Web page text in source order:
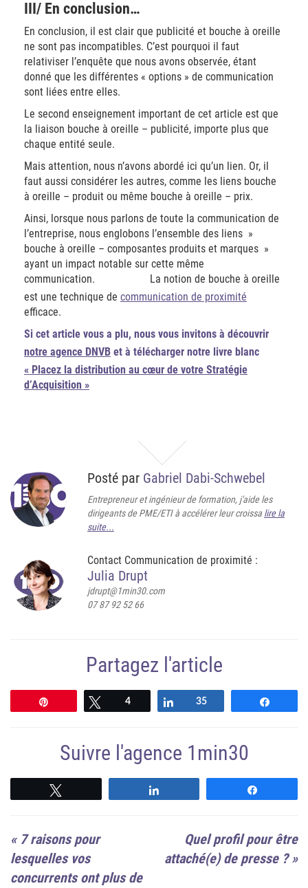
III/ En conclusion…
En conclusion, il est clair que publicité et bouche à oreille
ne sont pas incompatibles. C’est pourquoi il faut
relativiser l’enquête que nous avons observée, étant
donné que les différentes « options » de communication
sont liées entre elles.
Le second enseignement important de cet article est que
la liaison bouche à oreille – publicité, importe plus que
chaque entité seule.
Mais attention, nous n’avons abordé ici qu’un lien. Or, il
faut aussi considérer les autres, comme les liens bouche
à oreille – produit ou même bouche à oreille – prix.
Ainsi, lorsque nous parlons de toute la communication de
l’entreprise, nous englobons l’ensemble des liens »
bouche à oreille – composantes produits et marques »
ayant un impact notable sur cette même
communication. La notion de bouche à oreille
est une technique de communication de proximité
efficace.
Si cet article vous a plu, nous vous invitons à découvrir
notre agence DNVB et à télécharger notre livre blanc
« Placez la distribution au cœur de votre Stratégie
d’Acquisition »
Posté par Gabriel Dabi-Schwebel
Entrepreneur et ingénieur de formation, j'aide les
dirigeants de PME/ETI à accélérer leur croissa lire la
suite...
Contact Communication de proximité :
Julia Drupt
jdrupt@1min30.com
07 87 92 52 66
Partagez l'article
Tweetez
4 Partagez
35
Suivre l'agence 1min30
« 7 raisons pour
lesquelles vos
concurrents ont plus de
Quel profil pour être
attaché(e) de presse ?»